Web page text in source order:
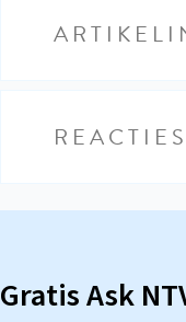
REACTIES
Gratis Ask